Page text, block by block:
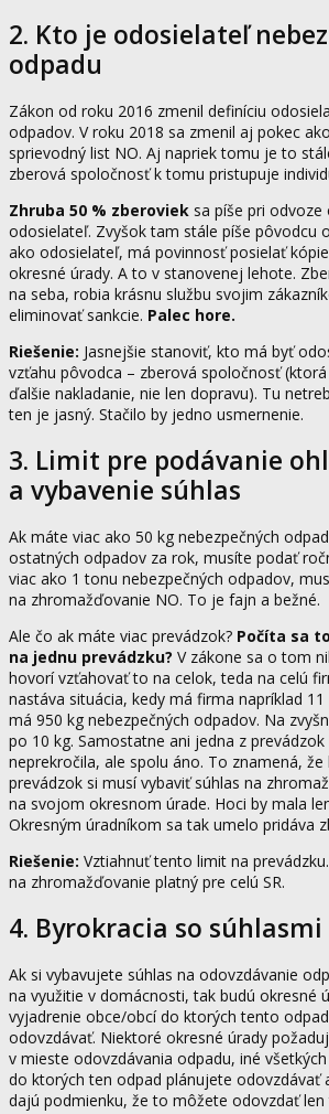
2. Kto je odosielateľ
odpadu
Zákon od roku 2016 zmenil definíciu
odpadov. V roku 2018 sa zmenil aj pokec
sprievodný list NO. Aj napriek tomu je to
zberová spoločnosť k tomu pristupuje
Zhruba 50 % zberoviek sa píše pri odvoze
odosielateľ. Zvyšok tam stále píše pôvodcu
ako odosielateľ, má povinnosť posielať
okresné úrady. A to v stanovenej lehote.
na seba, robia krásnu službu svojim
eliminovať sankcie. Palec hore.
Riešenie: Jasnejšie stanoviť, kto má byť
vzťahu pôvodca – zberová spoločnosť
ďalšie nakladanie, nie len dopravu). Tu
ten je jasný. Stačilo by jedno usmernenie.
3. Limit pre podávanie
a vybavenie súhlas
Ak máte viac ako 50 kg nebezpečných
ostatných odpadov za rok, musíte podať
viac ako 1 tonu nebezpečných odpadov,
na zhromažďovanie NO. To je fajn a bežné.
Ale čo ak máte viac prevádzok? Počíta sa
na jednu prevádzku? V zákone sa o tom
hovorí vzťahovať to na celok, teda na celú
nastáva situácia, kedy má firma napríklad
má 950 kg nebezpečných odpadov. Na
po 10 kg. Samostatne ani jedna z
neprekročila, ale spolu áno. To znamená, že
prevádzok si musí vybaviť súhlas na
na svojom okresnom úrade. Hoci by mala
Okresným úradníkom sa tak umelo pridáva
Riešenie: Vztiahnuť tento limit na
na zhromažďovanie platný pre celú SR.
4. Byrokracia so súhlasmi
Ak si vybavujete súhlas na odovzdávanie
na využitie v domácnosti, tak budú okresné
vyjadrenie obce/obcí do ktorých tento
odovzdávať. Niektoré okresné úrady
v mieste odovzdávania odpadu, iné
do ktorých ten odpad plánujete odovzdávať
dajú podmienku, že to môžete odovzdať